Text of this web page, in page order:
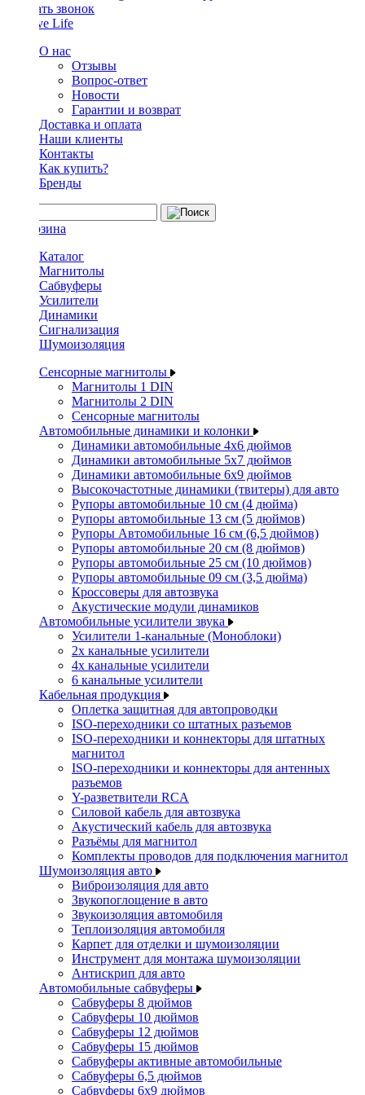
Заказать звонок
О нас
Отзывы
Вопрос-ответ
Новости
Гарантии и возврат
Доставка и оплата
Наши клиенты
Контакты
Как купить?
Бренды
Каталог
Магнитолы
Сабвуферы
Усилители
Динамики
Сигнализация
Шумоизоляция
Сенсорные магнитолы
Магнитолы 1 DIN
Магнитолы 2 DIN
Сенсорные магнитолы
Автомобильные динамики и колонки
Динамики автомобильные 4x6 дюймов
Динамики автомобильные 5x7 дюймов
Динамики автомобильные 6x9 дюймов
Высокочастотные динамики (твитеры) для авто
Рупоры автомобильные 10 см (4 дюйма)
Рупоры автомобильные 13 см (5 дюймов)
Рупоры Автомобильные 16 см (6,5 дюймов)
Рупоры автомобильные 20 см (8 дюймов)
Рупоры автомобильные 25 см (10 дюймов)
Рупоры автомобильные 09 см (3,5 дюйма)
Кроссоверы для автозвука
Акустические модули динамиков
Автомобильные усилители звука
Усилители 1-канальные (Моноблоки)
2х канальные усилители
4х канальные усилители
6 канальные усилители
Кабельная продукция
Оплетка защитная для автопроводки
ISO-переходники со штатных разъемов
ISO-переходники и коннекторы для штатных
магнитол
ISO-переходники и коннекторы для антенных
разъемов
Y-разветвители RCA
Силовой кабель для автозвука
Акустический кабель для автозвука
Разъёмы для магнитол
Комплекты проводов для подключения магнитол
Шумоизоляция авто
Виброизоляция для авто
Звукопоглощение в авто
Звукоизоляция автомобиля
Теплоизоляция автомобиля
Карпет для отделки и шумоизоляции
Инструмент для монтажа шумоизоляции
Антискрип для авто
Автомобильные сабвуферы
Сабвуферы 8 дюймов
Сабвуферы 10 дюймов
Сабвуферы 12 дюймов
Сабвуферы 15 дюймов
Сабвуферы активные автомобильные
Сабвуферы 6,5 дюймов
Сабвуферы 6x9 дюймов